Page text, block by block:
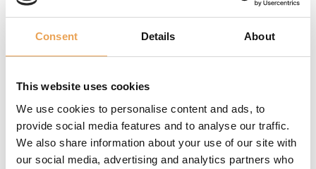
Consent Details About
This website uses cookies
We use cookies to personalise content and ads, to
provide social media features and to analyse our traffic.
We also share information about your use of our site with
our social media, advertising and analytics partners who
Cambio di driver
categoria)
Volete passare a un
altro dispositivo?
Sono inclusi cambi di
driver gratuiti
(all'interno della